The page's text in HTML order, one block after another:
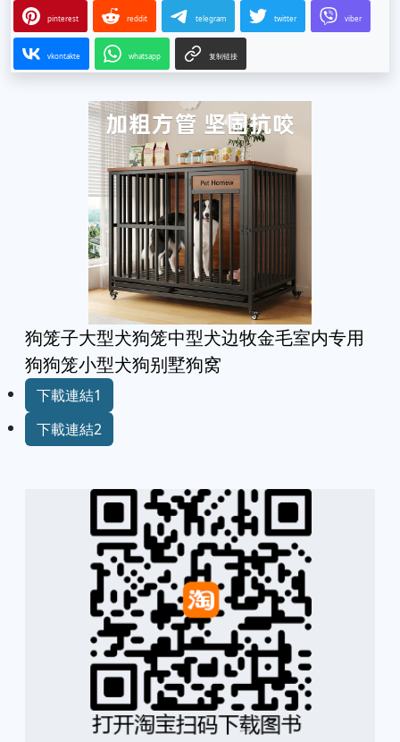
pinterest reddit telegram twitter viber
vkontakte whatsapp 复制链接
狗笼子大型犬狗笼中型犬边牧金毛室内专用
狗狗笼小型犬狗别墅狗窝
下載連結1
下載連結2